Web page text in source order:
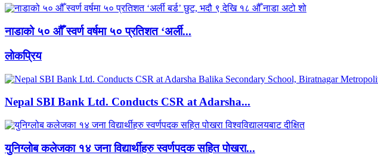
नाडाको ५० औँ स्वर्ण वर्षमा ५० प्रतिशत ‘अर्ली...
लाेकप्रिय
Nepal SBI Bank Ltd. Conducts CSR at Adarsha...
युनिग्लोब कलेजका १४ जना विद्यार्थीहरु स्वर्णपदक सहित पोखरा...